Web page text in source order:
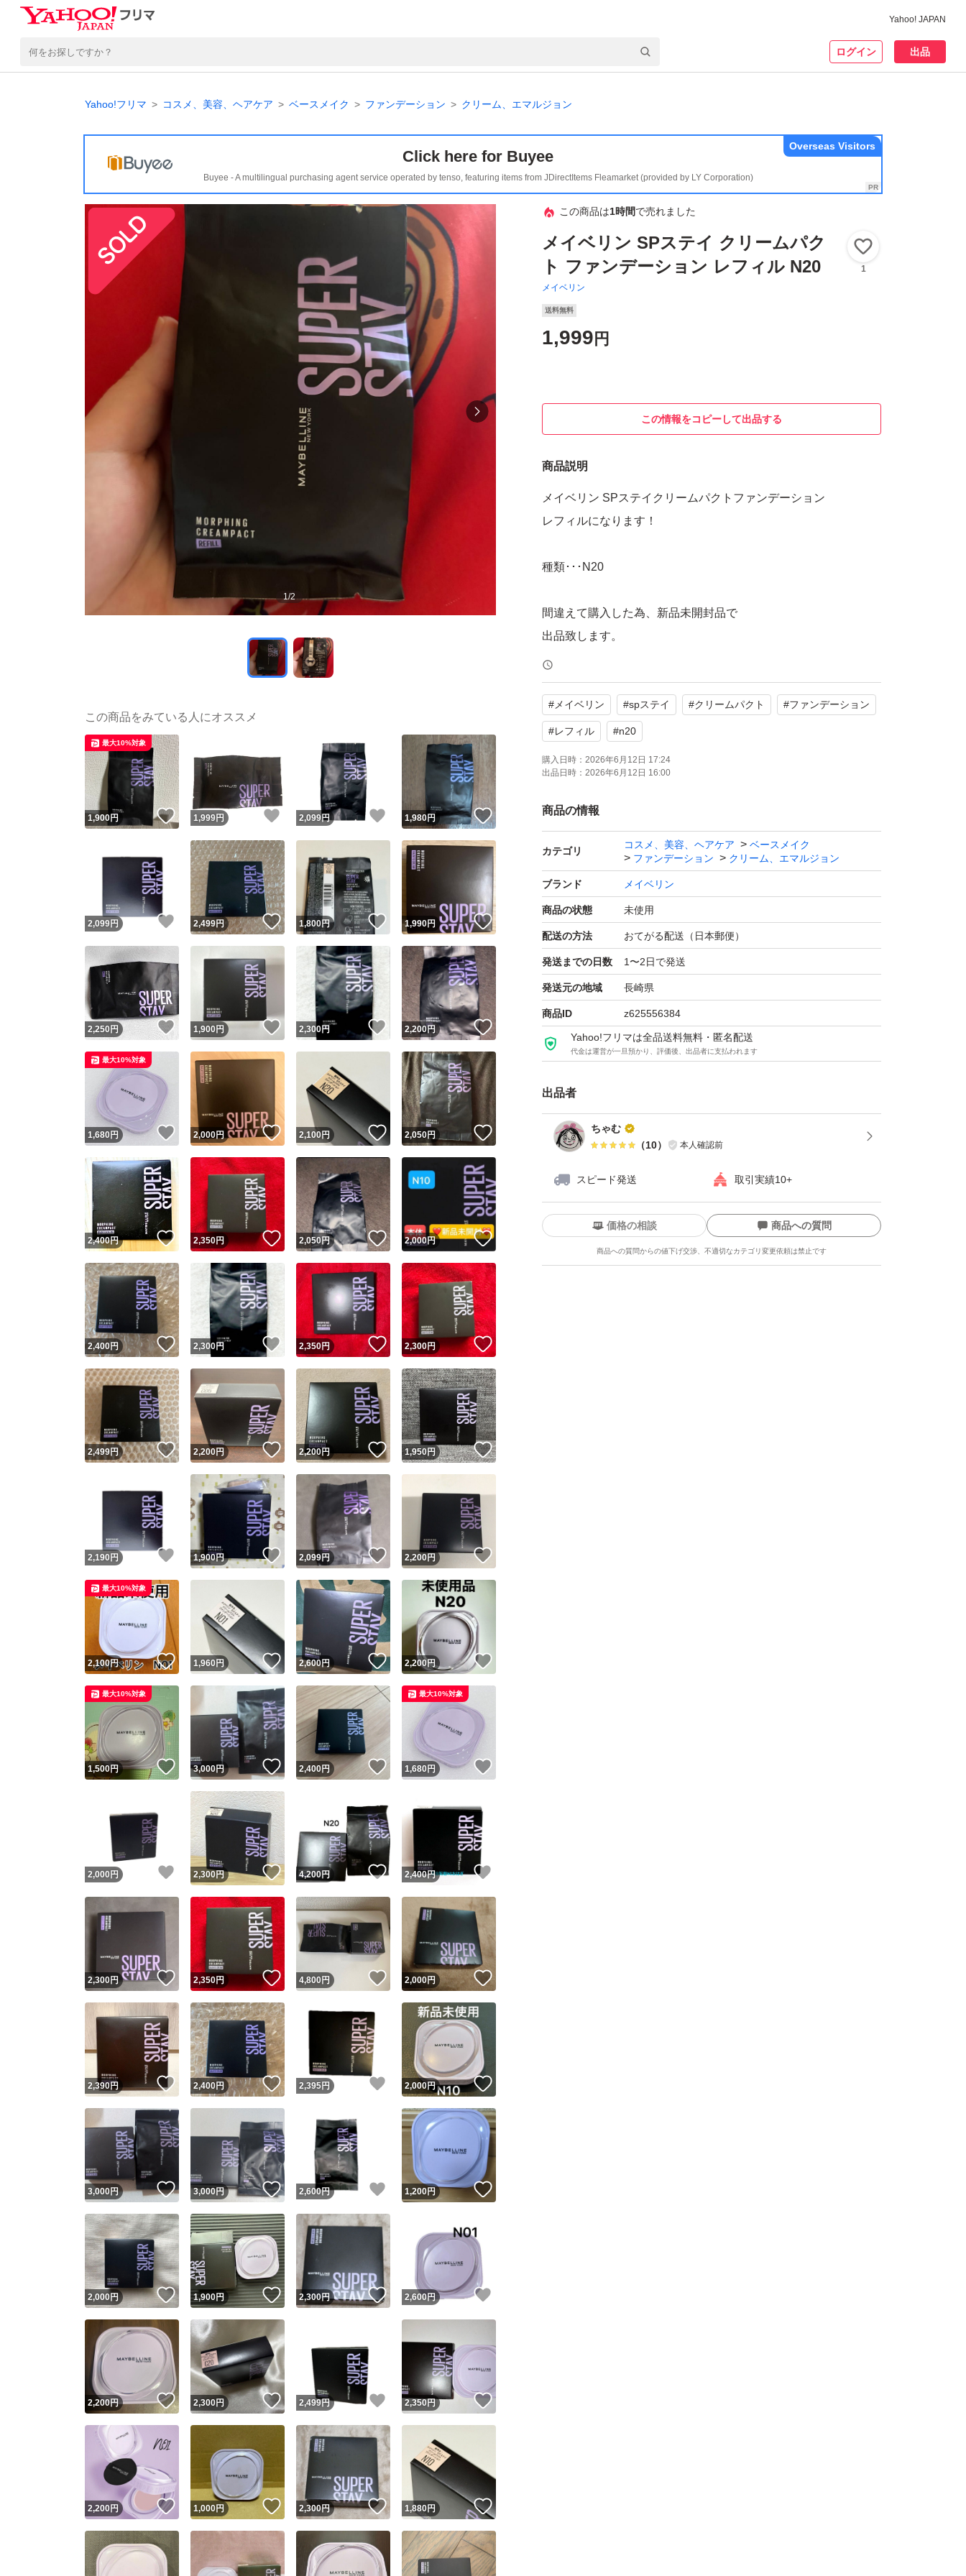
Yahoo! JAPAN
ログイン 出品
Yahoo!フリマ コスメ、美容、ヘアケア ベースメイク ファンデーション クリーム、エマルジョン
Click here for Buyee
Buyee - A multilingual purchasing agent service operated by tenso, featuring items from JDirectItems Fleamarket (provided by LY Corporation)
Overseas Visitors
1/2
この商品は1時間で売れました
メイベリン SPステイ クリームパク
ト ファンデーション レフィル N20
メイベリン
1
送料無料
1,999 円
この情報をコピーして出品する
商品説明
メイベリン SPステイクリームパクトファンデーション
レフィルになります！
種類･･･N20
間違えて購入した為、新品未開封品で
出品致します。
# メイベリン #spステイ #クリームパクト #ファンデーション
#レフィル #n20
購入日時： 2026年6月12日 17:24
出品日時： 2026年6月12日 16:00
商品の情報
カテゴリ
コスメ、美容、ヘアケア
ベースメイク
ファンデーション
クリーム、エマルジョン
ブランド メイベリン
商品の状態 未使用
配送の方法 おてがる配送（日本郵便）
発送までの日数 1〜2日で発送
発送元の地域 長崎県
商品ID z625556384
Yahoo!フリマは全品送料無料・匿名配送
代金は運営が一旦預かり、評価後、出品者に支払われます
出品者
ちゃむ
（10） 本人確認前
スピード発送 取引実績10+
ユーザーの実績について
Yahoo!フリマが定めた一定の基準を満たしたユーザーにバッジを付与しています
安心取引出品者
安心取引出品者 Yahoo!フリマの基準をクリアした安心・安全なユーザーです
取引実績
取引実績◯+ このユーザーはYahoo!フリマの取引を完了させた実績があります
他フリマ実績◯+ このユーザーは他フリマサービスでの取引実績があります
スピード&安心発送
※このバッジは実績に基づく表示であり、発送を保証しているものではありません
スピード＆安心発送
このユーザーは高頻度で24時間以内＆設定した発送日数内に発送してい
ます
安心発送 このユーザーは設定した発送日数内に発送しています
価格の相談 商品への質問
商品への質問からの値下げ交渉、不適切なカテゴリ変更依頼は禁止です
この商品の情報をコピーします
商品画像の無断転載は禁止されています
コピーは1商品につき1回です
出品ページへ
キャンセル
この商品をみている人にオススメ
1,900円 いいね！
最大10%対象
1,999円 いいね！
2,099円 いいね！
1,980円 いいね！
2,099円 いいね！
2,499円 いいね！
1,800円 いいね！
1,990円 いいね！
2,250円 いいね！
1,900円 いいね！
2,300円 いいね！
2,200円 いいね！
1,680円 いいね！
最大10%対象
2,000円 いいね！
2,100円 いいね！
2,050円
2,400円 いいね！
2,350円 いいね！
2,050円 いいね！
2,000円 いいね！
2,400円 いいね！
2,300円 いいね！
2,350円 いいね！
2,300円 いいね！
2,499円 いいね！
2,200円 いいね！
2,200円 いいね！
1,950円 いいね！
2,190 円 いいね！
1,900円 いいね！
2,099円 いいね！
2,200円
2,100円 いいね！
最大10%対象
1,960円 いいね！
2,600円 いいね！
2,200円
1,500円 いいね！
最大10%対象
3,000円 いいね！
2,400円 いいね！
1,680円
最大10%対象
2,000 円 いいね！
2,300円 いいね！
4,200円 いいね！
2,400円
2,300円 いいね！
2,350円 いいね！
4,800円 いいね！
2,000円 いいね！
2,390円 いいね！
2,400円 いいね！
2,395円 いいね！
2,000円
3,000円 いいね！
3,000円 いいね！
2,600円 いいね！
1,200円
2,000円 いいね！
1,900円 いいね！
2,300円 いいね！
2,600円
2,200円 いいね！
2,300円 いいね！
2,499円 いいね！
2,350 円 いいね！
2,200円 いいね！
1,000円 いいね！
2,300円 いいね！
1,880円 いいね！